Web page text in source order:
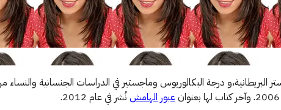
البريطانية،و درجة البكالوريوس وماجستير في الدراسات الجنسانية
عبور الهامشنُشر في عام 2012.